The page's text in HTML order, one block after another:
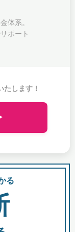
体系。
ポート
たします！
る